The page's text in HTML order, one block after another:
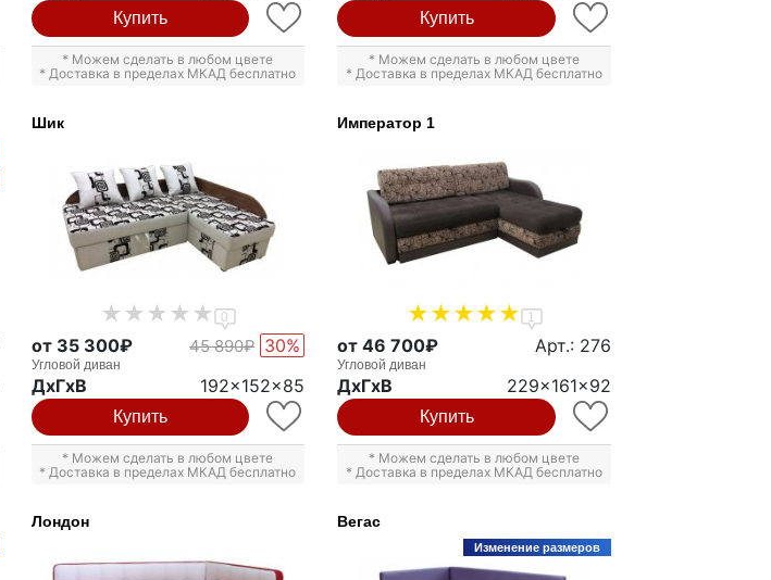
Купить
* Можем сделать в любом цвете
* Доставка в пределах МКАД бесплатно
Купить
* Можем сделать в любом цвете
* Доставка в пределах МКАД бесплатно
Шик
0
от 35 300₽ 45 890₽ 30%
Угловой диван
ДxГxВ 192x152x85
Купить
* Можем сделать в любом цвете
* Доставка в пределах МКАД бесплатно
Император 1
1
от 46 700₽ Арт.: 276
Угловой диван
ДxГxВ 229x161x92
Купить
* Можем сделать в любом цвете
* Доставка в пределах МКАД бесплатно
Лондон Вегас
Изменение размеров